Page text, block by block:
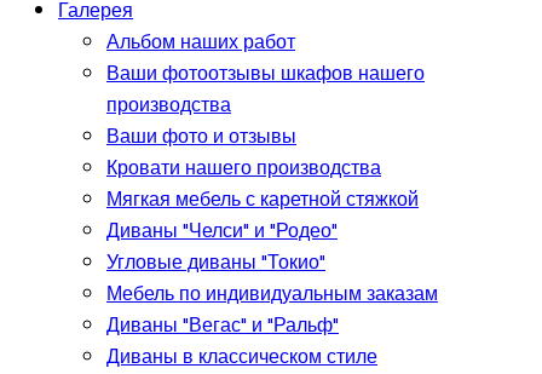
Галерея
Альбом наших работ
Ваши фотоотзывы шкафов нашего
производства
Ваши фото и отзывы
Кровати нашего производства
Мягкая мебель с каретной стяжкой
Диваны "Челси" и "Родео"
Угловые диваны "Токио"
Мебель по индивидуальным заказам
Диваны "Вегас" и "Ральф"
Диваны в классическом стиле